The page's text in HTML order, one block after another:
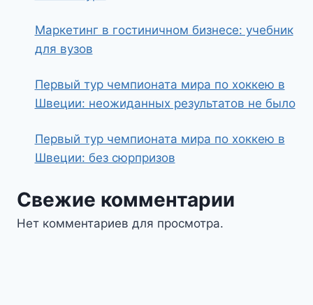
Маркетинг в гостиничном бизнесе: учебник
для вузов
Первый тур чемпионата мира по хоккею в
Швеции: неожиданных результатов не было
Первый тур чемпионата мира по хоккею в
Швеции: без сюрпризов
Свежие комментарии
Нет комментариев для просмотра.